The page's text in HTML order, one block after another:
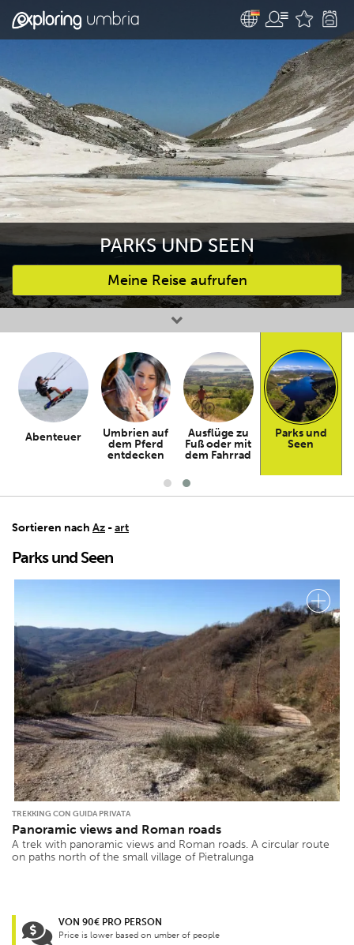
PARKS UND SEEN
Meine Reise aufrufen
Bevorzugte Aktivitäten
Abenteuer
Umbrien auf
dem Pferd
entdecken
Ausflüge zu
Fuß oder mit
dem Fahrrad
Parks und
Seen
Sortieren nach Az -art
Parks und Seen
TREKKING CON GUIDA PRIVATA
Panoramic views and Roman roads
A trek with panoramic views and Roman roads. A circular route
on paths north of the small village of Pietralunga
VON 90€ PRO PERSON
Price is lower based on umber of people